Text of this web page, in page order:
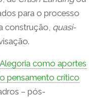
para o processo
construção, quasi-
como aportes
pensamento crítico
– pós-